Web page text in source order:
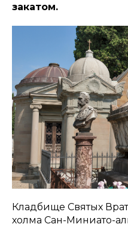
закатом.
Кладбище Святых
холма Сан-Миниато-